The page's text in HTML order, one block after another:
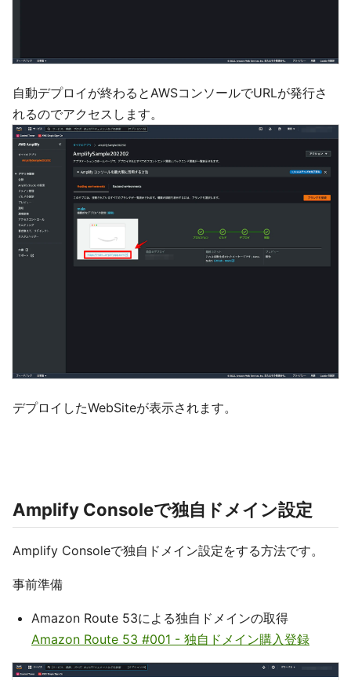
自動デプロイが終わるとAWSコンソールでURLが発行さ
れるのでアクセスします。
デプロイしたWebSiteが表示されます。
Amplify Consoleで独自ドメイン設定
Amplify Consoleで独自ドメイン設定をする方法です。
事前準備
Amazon Route 53による独自ドメインの取得
Amazon Route 53 #001 - 独自ドメイン購入登録